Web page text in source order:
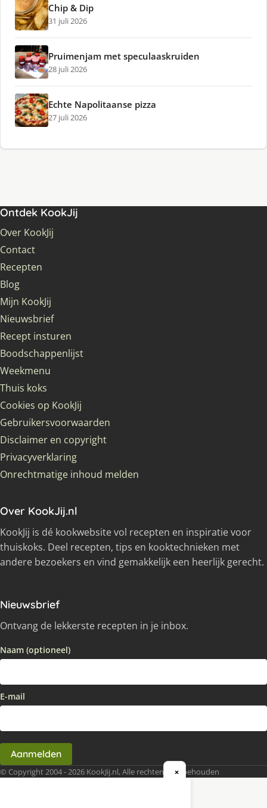
Chip & Dip
31 juli 2026
Pruimenjam met speculaaskruiden
28 juli 2026
Echte Napolitaanse pizza
27 juli 2026
Ontdek KookJij
Over KookJij
Contact
Recepten
Blog
Mijn KookJij
Nieuwsbrief
Recept insturen
Boodschappenlijst
Weekmenu
Thuis koks
Cookies op KookJij
Gebruikersvoorwaarden
Disclaimer en copyright
Privacyverklaring
Onrechtmatige inhoud melden
Over KookJij.nl
KookJij is dé kookwebsite vol recepten en inspiratie voor
thuiskoks. Deel recepten, tips en kooktechnieken met
andere bezoekers en vind gemakkelijk een heerlijk gerecht.
Nieuwsbrief
Ontvang de lekkerste recepten in je inbox.
Naam (optioneel)
E-mail
Aanmelden
© Copyright 2004 - 2026 KookJij.nl, Alle rechten voorbehouden
×